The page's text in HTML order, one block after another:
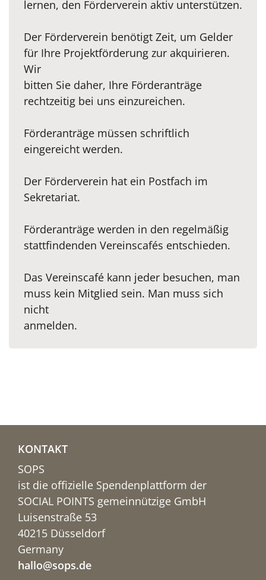
lernen, den Förderverein aktiv unterstützen.
Der Förderverein benötigt Zeit, um Gelder
für Ihre Projektförderung zur akquirieren.
Wir
bitten Sie daher, Ihre Förderanträge
rechtzeitig bei uns einzureichen.
Förderanträge müssen schriftlich
eingereicht werden.
Der Förderverein hat ein Postfach im
Sekretariat.
Förderanträge werden in den regelmäßig
stattfindenden Vereinscafés entschieden.
Das Vereinscafé kann jeder besuchen, man
muss kein Mitglied sein. Man muss sich
nicht
anmelden.
KONTAKT
SOPS
ist die offizielle Spendenplattform der
SOCIAL POINTS gemeinnützige GmbH
Luisenstraße 53
40215 Düsseldorf
Germany
hallo@sops.de